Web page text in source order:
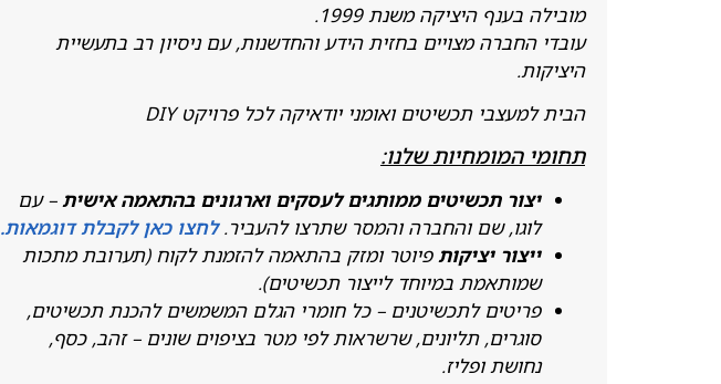
מובילה בענף היציקה משנת 1999.
עובדי החברה מצויים בחזית הידע והחדשנות, עם ניסיון רב בתעשיית
היציקות.
הבית למעצבי תכשיטים ואומני יודאיקה לכל פרויקט DIY
תחומי המומחיות שלנו:
יצור תכשיטים ממותגים לעסקים וארגונים בהתאמה אישית– עם
לוגו, שם והחברה והמסר שתרצו להעביר.לחצו כאן לקבלת דוגמאות.
ייצור יציקותפיוטר ומזק בהתאמה להזמנת לקוח (תערובת מתכות
שמותאמת במיוחד לייצור תכשיטים).
פריטים לתכשיטנים – כל חומרי הגלם המשמשים להכנת תכשיטים,
סוגרים, תליונים, שרשראות לפי מטר בציפוים שונים – זהב, כסף,
נחושת ופליז.